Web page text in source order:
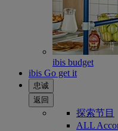
ibis budget
ibis Go get it
忠诚
返回
探索节目
ALL